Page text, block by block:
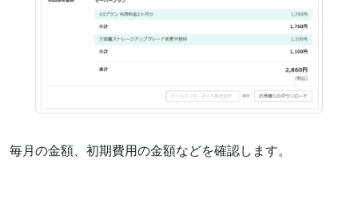
毎月の金額、初期費用の金額などを確認します。